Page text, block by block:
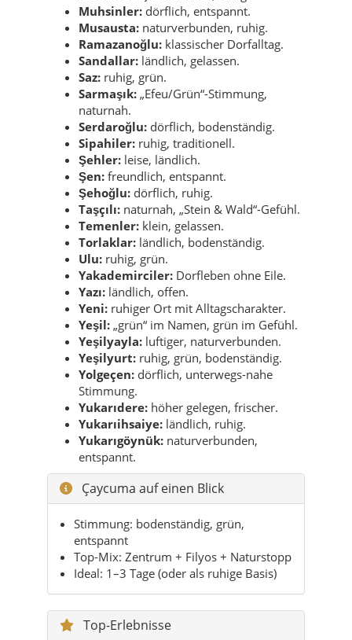
Muhsinler: dörflich, entspannt.
Musausta: naturverbunden, ruhig.
Ramazanoğlu: klassischer Dorfalltag.
Sandallar: ländlich, gelassen.
Saz: ruhig, grün.
Sarmaşık: „Efeu/Grün“-Stimmung,
naturnah.
Serdaroğlu: dörflich, bodenständig.
Sipahiler: ruhig, traditionell.
Şehler: leise, ländlich.
Şen: freundlich, entspannt.
Şehoğlu: dörflich, ruhig.
Taşçılı: naturnah, „Stein & Wald“-Gefühl.
Temenler: klein, gelassen.
Torlaklar: ländlich, bodenständig.
Ulu: ruhig, grün.
Yakademirciler: Dorfleben ohne Eile.
Yazı: ländlich, offen.
Yeni: ruhiger Ort mit Alltagscharakter.
Yeşil: „grün“ im Namen, grün im Gefühl.
Yeşilyayla: luftiger, naturverbunden.
Yeşilyurt: ruhig, grün, bodenständig.
Yolgeçen: dörflich, unterwegs-nahe
Stimmung.
Yukarıdere: höher gelegen, frischer.
Yukarıihsaiye: ländlich, ruhig.
Yukarıgöynük: naturverbunden,
entspannt.
Çaycuma auf einen Blick
Stimmung: bodenständig, grün,
entspannt
Top-Mix: Zentrum + Filyos + Naturstopp
Ideal: 1–3 Tage (oder als ruhige Basis)
Top-Erlebnisse